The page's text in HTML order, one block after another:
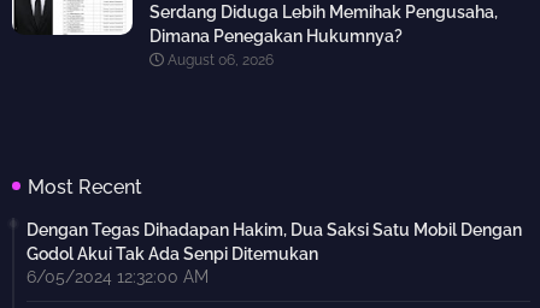
Serdang Diduga Lebih Memihak Pengusaha,
Dimana Penegakan Hukumnya?
August 06, 2026
Most Recent
Dengan Tegas Dihadapan Hakim, Dua Saksi Satu Mobil Dengan
Godol Akui Tak Ada Senpi Ditemukan
6/05/2024 12:32:00 AM